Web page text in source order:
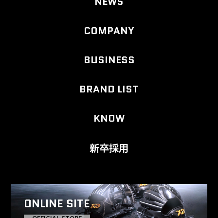
COMPANY
BUSINESS
BRAND LIST
KNOW
新卒採用
ONLINE SITE